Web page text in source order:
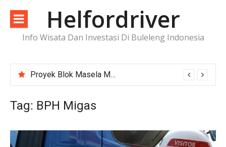
konten
Helfordriver
Info Wisata Dan Investasi Di Buleleng Indonesia
Proyek Blok Masela Makin Dekat ke FID, Investasi Raksasa Siap Menggerakkan Industri Energi
Tag: BPH Migas